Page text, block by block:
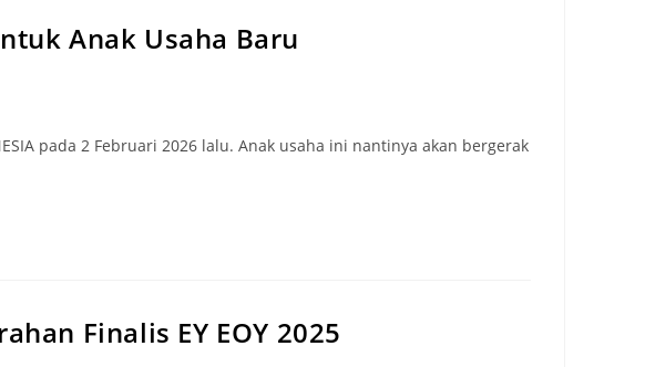
Anak Usaha Baru
pada 2 Februari 2026 lalu. Anak usaha ini nantinya akan bergerak
Finalis EY EOY 2025